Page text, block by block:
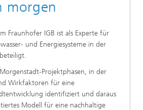
morgen
Fraunhofer IGB ist als Experte für
und Energiesysteme in der
Projektphasen, in der
Wirkfaktoren für eine
identifiziert und daraus
Modell für eine nachhaltige